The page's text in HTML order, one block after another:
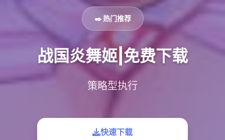
✒️ 热门推荐
战国炎舞姬|免费下载
策略型执行
快速下载